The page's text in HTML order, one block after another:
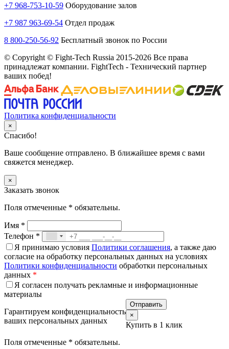
+7 968-753-10-59 Оборудование залов
+7 987 963-69-54 Отдел продаж
8 800-250-56-92 Бесплатный звонок по России
© Copyright © Fight-Tech Russia 2015-2026 Все права
принадлежат компании. FightTech - Технический партнер
ваших побед!
Политика конфиденциальности
×
Спасибо!
Ваше сообщение отправлено. В ближайшее время с вами
свяжется менеджер.
×
Заказать звонок
Поля отмеченные * обязательны.
Имя *
Телефон *
Я принимаю условия Политики соглашения, а также даю
согласие на обработку персональных данных на условиях
Политики конфиденциальности обработки персональных
данных *
Я согласен получать рекламные и информационные
материалы
Гарантируем конфиденциальность
ваших персональных данных
×
Купить в 1 клик
Поля отмеченные * обязательны.